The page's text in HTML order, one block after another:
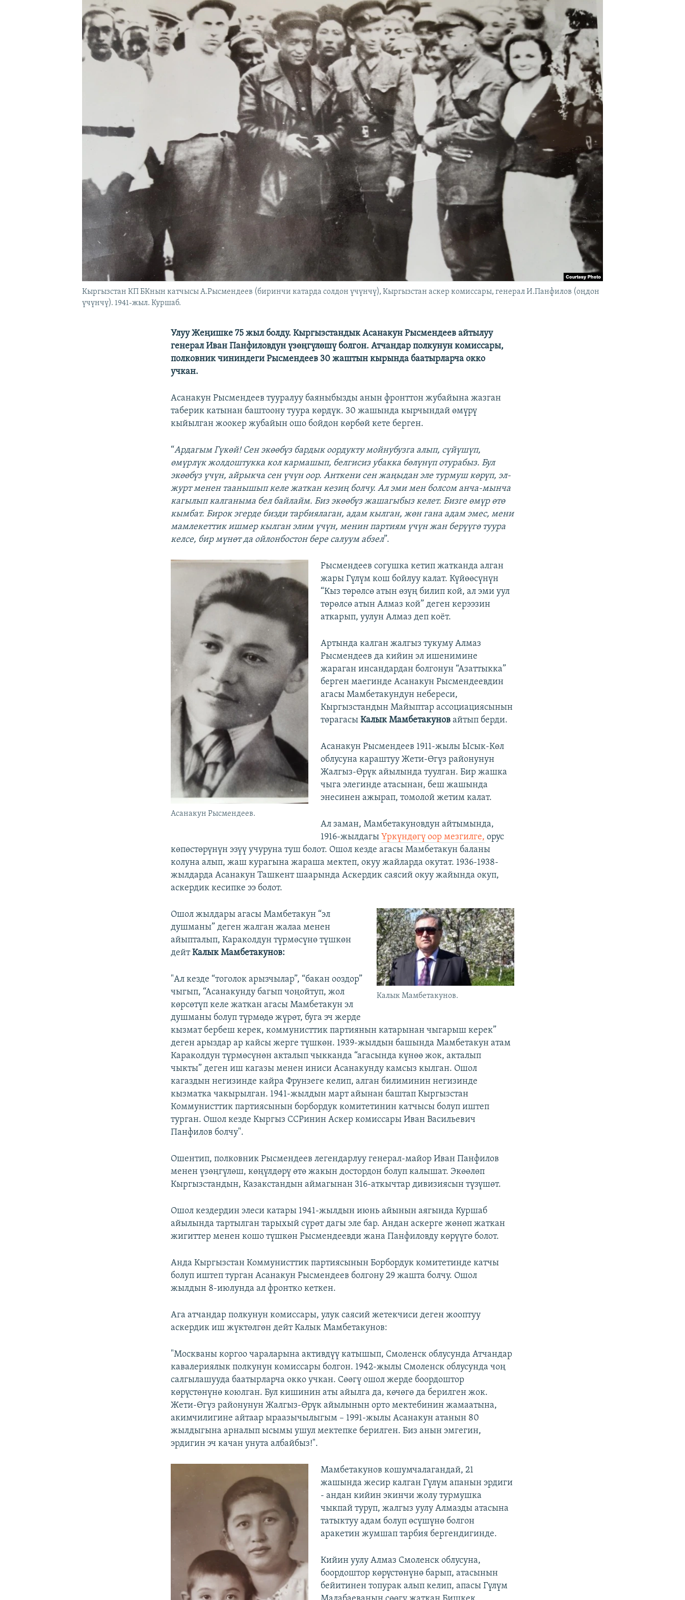
ЫҢГАЙСЫЗ СУРООЛОР
Кыргызстан КП БКнын катчысы А.Рысмендеев (биринчи катарда солдон үчүнчү), Кыргызстан аскер комиссары, генерал И.Панфилов (оңдон
үчүнчү). 1941-жыл. Куршаб.
Улуу Жеңишке 75 жыл болду. Кыргызстандык Асанакун Рысмендеев айтылуу
генерал Иван Панфиловдун үзөңгүлөшү болгон. Атчандар полкунун комиссары,
полковник чининдеги Рысмендеев 30 жаштын кырында баатырларча окко
учкан.
Асанакун Рысмендеев тууралуу баяныбызды анын фронттон жубайына жазган
таберик катынан баштоону туура көрдүк. 30 жашында кырчындай өмүрү
кыйылган жоокер жубайын ошо бойдон көрбөй кете берген.
“Ардагым Гүкөй! Сен экөөбүз бардык оордукту мойнубузга алып, сүйүшүп,
өмүрлүк жолдоштукка кол кармашып, белгисиз убакка бөлүнүп отурабыз. Бул
экөөбүз үчүн, айрыкча сен үчүн оор. Анткени сен жаңыдан эле турмуш көрүп, эл-
журт менен таанышып келе жаткан кезиң болчу. Ал эми мен болсом анча-мынча
кагылып калганыма бел байлайм. Биз экөөбүз жашагыбыз келет. Бизге өмүр өтө
кымбат. Бирок эгерде бизди тарбиялаган, адам кылган, жөн гана адам эмес, мени
мамлекеттик ишмер кылган элим үчүн, менин партиям үчүн жан берүүгө туура
келсе, бир мүнөт да ойлонбостон бере салуум абзел”.
Асанакун Рысмендеев.
Рысмендеев согушка кетип жатканда алган
жары Гүлүм кош бойлуу калат. Күйөөсүнүн
“Кыз төрөлсө атын өзүң билип кой, ал эми уул
төрөлсө атын Алмаз кой” деген керээзин
аткарып, уулун Алмаз деп коёт.
Артында калган жалгыз тукуму Алмаз
Рысмендеев да кийин эл ишенимине
жараган инсандардан болгонун “Азаттыкка”
берген маегинде Асанакун Рысмендеевдин
агасы Мамбетакундун небереси,
Кыргызстандын Майыптар ассоциациясынын
төрагасы Калык Мамбетакуновайтып берди.
Асанакун Рысмендеев 1911-жылы Ысык-Көл
облусуна караштуу Жети-Өгүз районунун
Жалгыз-Өрүк айылында туулган. Бир жашка
чыга элегинде атасынан, беш жашында
энесинен ажырап, томолой жетим калат.
Ал заман, Мамбетакуновдун айтымында,
1916-жылдагы Үркүндөгү оор мезгилге, орус
көпөстөрүнүн эзүү учуруна туш болот. Ошол кезде агасы Мамбетакун баланы
колуна алып, жаш курагына жараша мектеп, окуу жайларда окутат. 1936-1938-
жылдарда Асанакун Ташкент шаарында Аскердик саясий окуу жайында окуп,
аскердик кесипке ээ болот.
Калык Мамбетакунов.
Ошол жылдары агасы Мамбетакун “эл
душманы” деген жалган жалаа менен
айыпталып, Караколдун түрмөсүнө түшкөн
дейтКалык Мамбетакунов:
"Ал кезде “тоголок арызчылар”, “бакан ооздор”
чыгып, “Асанакунду багып чоңойтуп, жол
көрсөтүп келе жаткан агасы Мамбетакун эл
душманы болуп түрмөдө жүрөт, буга эч жерде
кызмат бербеш керек, коммунисттик партиянын катарынан чыгарыш керек”
деген арыздар ар кайсы жерге түшкөн. 1939-жылдын башында Мамбетакун атам
Караколдун түрмөсүнөн акталып чыкканда “агасында күнөө жок, акталып
чыкты” деген иш кагазы менен иниси Асанакунду камсыз кылган. Ошол
кагаздын негизинде кайра Фрунзеге келип, алган билиминин негизинде
кызматка чакырылган. 1941-жылдын март айынан баштап Кыргызстан
Коммунисттик партиясынын борбордук комитетинин катчысы болуп иштеп
турган. Ошол кезде Кыргыз ССРинин Аскер комиссары Иван Васильевич
Панфилов болчу".
Ошентип, полковник Рысмендеев легендарлуу генерал-майор Иван Панфилов
менен үзөңгүлөш, көңүлдөрү өтө жакын достордон болуп калышат. Экөөлөп
Кыргызстандын, Казакстандын аймагынан 316-аткычтар дивизиясын түзүшөт.
Ошол кездердин элеси катары 1941-жылдын июнь айынын аягында Куршаб
айылында тартылган тарыхый сүрөт дагы эле бар. Андан аскерге жөнөп жаткан
жигиттер менен кошо түшкөн Рысмендеевди жана Панфиловду көрүүгө болот.
Анда Кыргызстан Коммунисттик партиясынын Борбордук комитетинде катчы
болуп иштеп турган Асанакун Рысмендеев болгону 29 жашта болчу. Ошол
жылдын 8-июлунда ал фронтко кеткен.
Ага атчандар полкунун комиссары, улук саясий жетекчиси деген жооптуу
аскердик иш жүктөлгөн дейт Калык Мамбетакунов:
"Москваны коргоо чараларына активдүү катышып, Смоленск облусунда Атчандар
кавалериялык полкунун комиссары болгон. 1942-жылы Смоленск облусунда чоң
салгылашууда баатырларча окко учкан. Сөөгү ошол жерде боордоштор
көрүстөнүнө коюлган. Бул кишинин аты айылга да, көчөгө да берилген жок.
Жети-Өгүз районунун Жалгыз-Өрүк айылынын орто мектебинин жамаатына,
акимчилигине айтаар ыраазычылыгым – 1991-жылы Асанакун атанын 80
жылдыгына арналып ысымы ушул мектепке берилген. Биз анын эмгегин,
эрдигин эч качан унута албайбыз!".
Мамбетакунов кошумчалагандай, 21
жашында жесир калган Гүлүм апанын эрдиги
- андан кийин экинчи жолу турмушка
чыкпай туруп, жалгыз уулу Алмазды атасына
татыктуу адам болуп өсүшүнө болгон
аракетин жумшап тарбия бергендигинде.
Кийин уулу Алмаз Смоленск облусуна,
боордоштор көрүстөнүнө барып, атасынын
бейитинен топурак алып келип, апасы Гүлүм